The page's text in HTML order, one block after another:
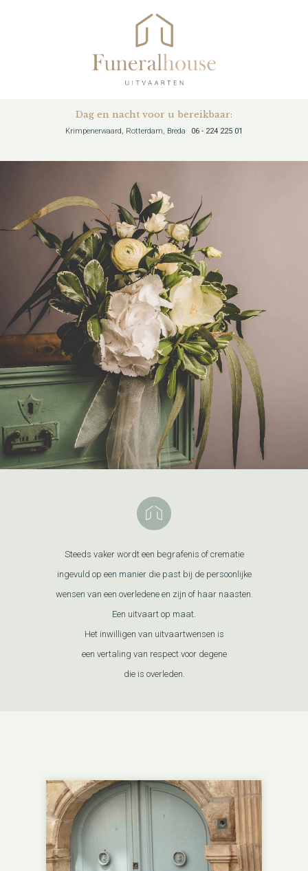
Dag en nacht voor u bereikbaar:
Krimpenerwaard, Rotterdam, Breda 06 - 224 225 01
Steeds vaker wordt een begrafenis of crematie
ingevuld op een manier die past bij de persoonlijke
wensen van een overledene en zijn of haar naasten.
Een uitvaart op maat.
Het inwilligen van uitvaartwensen is
een vertaling van respect voor degene
die is overleden.